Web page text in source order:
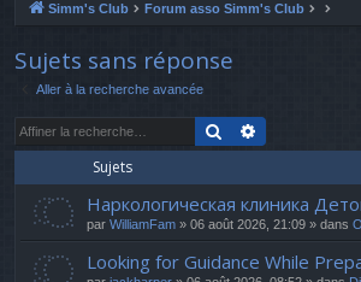
ès
ra
pi
d
Simm's Club Forum asso Simm's Club
Sujets sans réponse
Aller à la recherche avancée
Rechercher
Sujets
Наркологическая клиника
par WilliamFam » 06 août 2026, 21:09 » dans
Looking for Guidance While